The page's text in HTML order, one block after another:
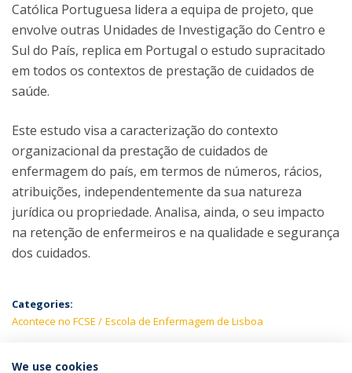
Católica Portuguesa lidera a equipa de projeto, que
envolve outras Unidades de Investigação do Centro e
Sul do País, replica em Portugal o estudo supracitado
em todos os contextos de prestação de cuidados de
saúde.
Este estudo visa a caracterização do contexto
organizacional da prestação de cuidados de
enfermagem do país, em termos de números, rácios,
atribuições, independentemente da sua natureza
jurídica ou propriedade. Analisa, ainda, o seu impacto
na retenção de enfermeiros e na qualidade e segurança
dos cuidados.
Categories:
Acontece no FCSE
Escola de Enfermagem de Lisboa
LATEST NEWS
We use cookies